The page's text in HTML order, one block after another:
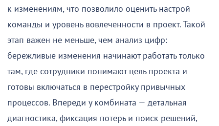
к изменениям, что позволило оценить настрой
команды и уровень вовлеченности в проект. Такой
этап важен не меньше, чем анализ цифр:
бережливые изменения начинают работать только
там, где сотрудники понимают цель проекта и
готовы включаться в перестройку привычных
процессов. Впереди у комбината — детальная
диагностика, фиксация потерь и поиск решений,